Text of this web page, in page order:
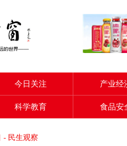
今日关注 产业经
科学教育 食品安
- 民生观察